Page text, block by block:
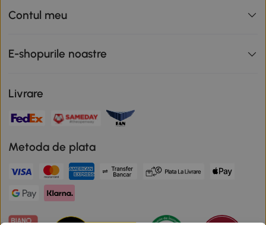
Contul meu
E-shopurile noastre
Livrare
Metoda de plata